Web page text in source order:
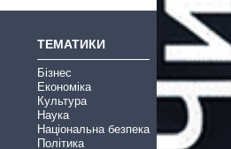
ТЕМАТИКИ
Бізнес
Економіка
Культура
Наука
Національна безпека
Політика